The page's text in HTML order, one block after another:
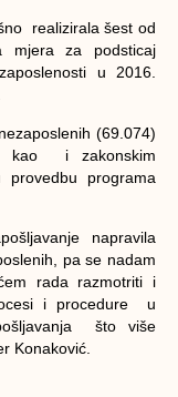
realizirala šest od
mjera za podsticaj
u 2016.
(69.074)
kao i zakonskim
provedbu programa
napravila
pa se nadam
rada razmotriti i
i procedure u
što više
Konaković.